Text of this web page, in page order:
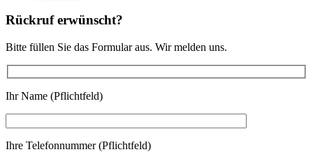
Rückruf erwünscht?
Bitte füllen Sie das Formular aus. Wir melden uns.
Ihr Name (Pflichtfeld)
Ihre Telefonnummer (Pflichtfeld)